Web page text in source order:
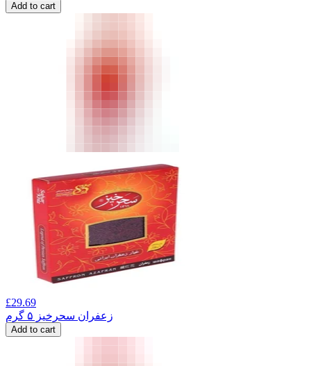
Add to cart
£29.69
زعفران سحرخیز ۵ گرم
Add to cart